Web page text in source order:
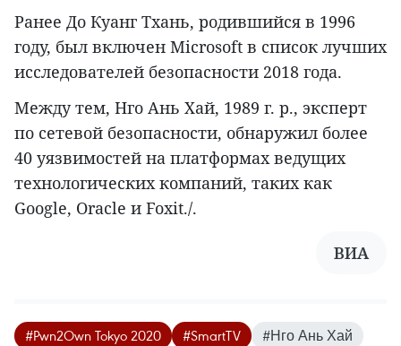
Ранее До Куанг Тхань, родившийся в 1996
году, был включен Microsoft в список лучших
исследователей безопасности 2018 года.
Между тем, Нго Ань Хай, 1989 г. р., эксперт
по сетевой безопасности, обнаружил более
40 уязвимостей на платформах ведущих
технологических компаний, таких как
Google, Oracle и Foxit./.
ВИА
#Pwn2Own Tokyo 2020 #SmartTV
#Нго Ань Хай